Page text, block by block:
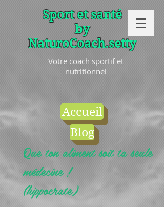
Sport et santé
by
NaturoCoach.setty
Votre coach sportif et
nutritionnel
Accueil
Blog
Que ton aliment soit ta seule
médecine !
(hippocrate)